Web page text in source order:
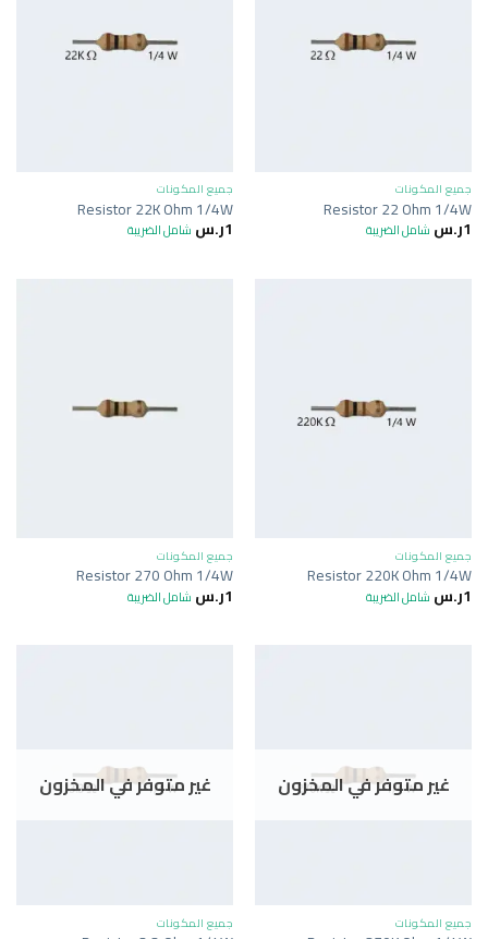
جميع المكونات
Resistor 22 Ohm 1/4W
1ر.س شامل الضريبة
جميع المكونات
Resistor 22K Ohm 1/4W
1ر.س شامل الضريبة
جميع المكونات
Resistor 220K Ohm 1/4W
1ر.س شامل الضريبة
جميع المكونات
Resistor 270 Ohm 1/4W
1ر.س شامل الضريبة
غير متوفر في المخزون
جميع المكونات
غير متوفر في المخزون
جميع المكونات